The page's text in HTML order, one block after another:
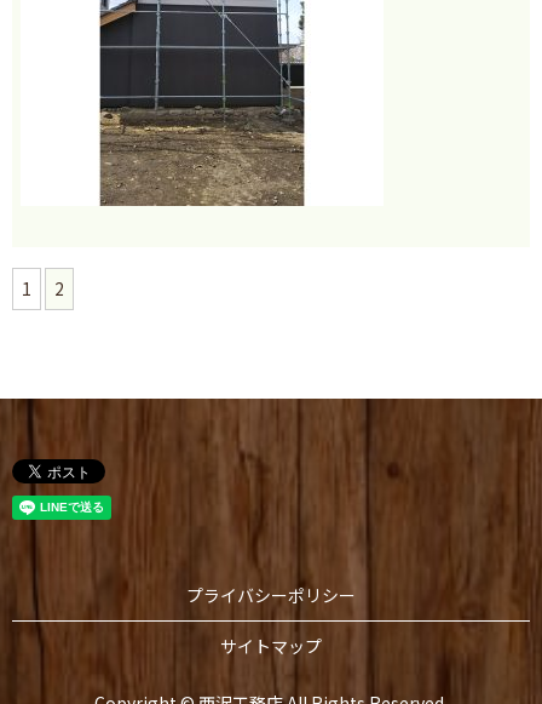
1 2
プライバシーポリシー
サイトマップ